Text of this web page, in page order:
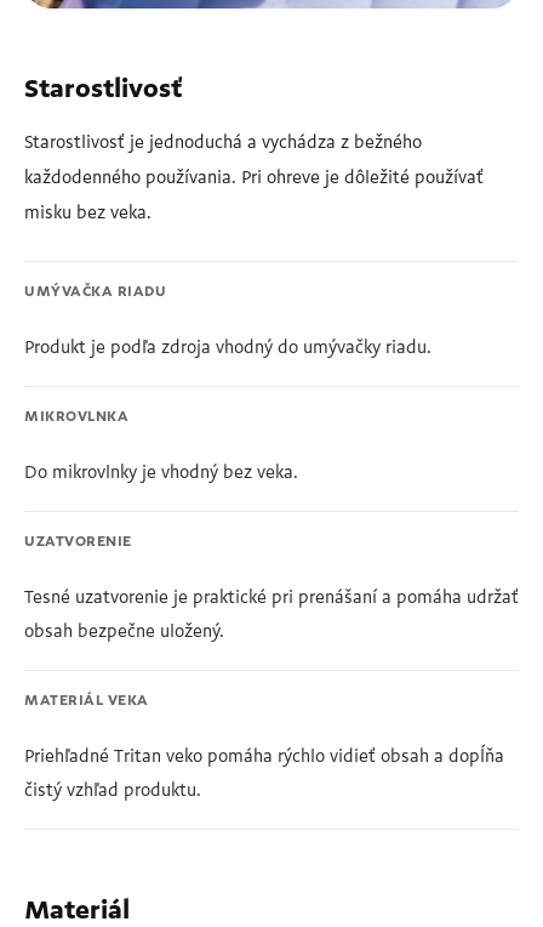
Starostlivosť
Starostlivosť je jednoduchá a vychádza z bežného
každodenného používania. Pri ohreve je dôležité používať
misku bez veka.
UMÝVAČKA RIADU
Produkt je podľa zdroja vhodný do umývačky riadu.
MIKROVLNKA
Do mikrovlnky je vhodný bez veka.
UZATVORENIE
Tesné uzatvorenie je praktické pri prenášaní a pomáha udržať
obsah bezpečne uložený.
MATERIÁL VEKA
Priehľadné Tritan veko pomáha rýchlo vidieť obsah a dopĺňa
čistý vzhľad produktu.
Materiál